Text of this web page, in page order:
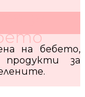
за
на бебето,
продукти за